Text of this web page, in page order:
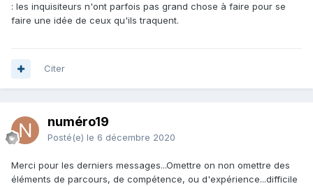
: les inquisiteurs n'ont parfois pas grand chose à faire pour se
faire une idée de ceux qu'ils traquent.
Citer
numéro19
Posté(e) le 6 décembre 2020
Merci pour les derniers messages...Omettre on non omettre des
éléments de parcours, de compétence, ou d'expérience...difficile